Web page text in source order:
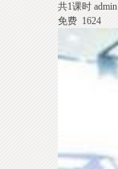
共1课时 admin
免费 1624